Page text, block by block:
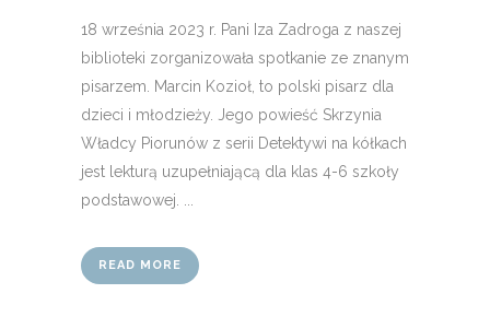
18 września 2023 r. Pani Iza Zadroga z naszej
biblioteki zorganizowała spotkanie ze znanym
pisarzem. Marcin Kozioł, to polski pisarz dla
dzieci i młodzieży. Jego powieść Skrzynia
Władcy Piorunów z serii Detektywi na kółkach
jest lekturą uzupełniającą dla klas 4-6 szkoły
podstawowej. ...
READ MORE